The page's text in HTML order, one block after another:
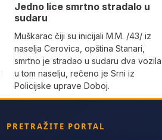
Јedno lice smrtno stradalo u
sudaru
Muškarac čiji su inicijali M.M. /43/ iz
naselja Cerovica, opština Stanari,
smrtno je stradao u sudaru dva vozila
u tom naselju, rečeno je Srni iz
Policijske uprave Doboj.
PRETRAŽITE PORTAL